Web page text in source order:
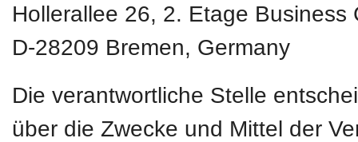
Hollerallee 26, 2. Etage Business
D-28209 Bremen, Germany
Die verantwortliche Stelle
über die Zwecke und Mittel der